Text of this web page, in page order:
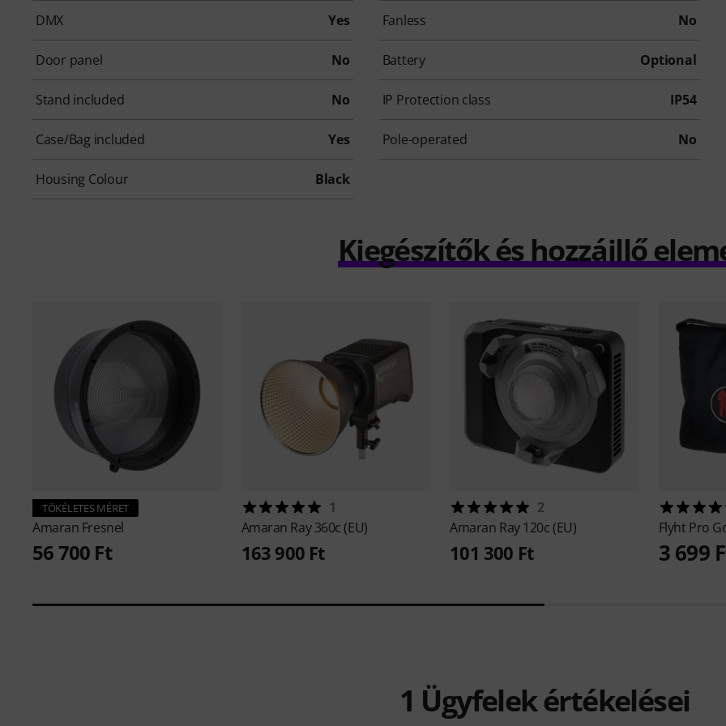
DMX Yes Fanless No
Door panel No Battery Optional
Stand included No IP Protection class IP54
Case/Bag included Yes Pole-operated No
Housing Colour Black
Kiegészítők és hozzáillő
TÖKÉLETES MÉRET
Amaran Fresnel
56 700 Ft
1
Amaran Ray 360c (EU)
163 900 Ft
2
Amaran Ray 120c (EU)
101 300 Ft
Flyht Pro
3 699
1 Ügyfelek értékelései